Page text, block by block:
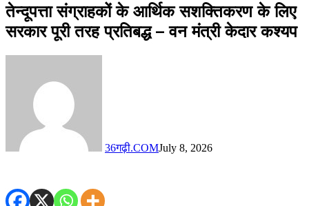
तेन्दूपत्ता संग्राहकों के आर्थिक सशक्तिकरण के लिए
सरकार पूरी तरह प्रतिबद्ध – वन मंत्री केदार कश्यप
36गढ़ी.COMJuly 8, 2026